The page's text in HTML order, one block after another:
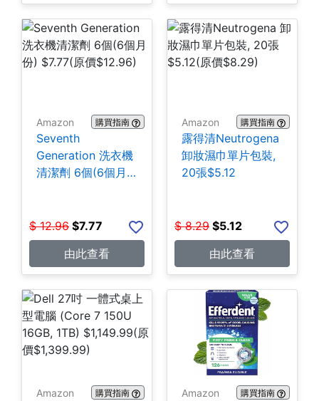
Amazon 購買指南
Seventh
Generation 洗衣機
清潔劑 6個(6個月
$ 12.96 $7.77
由此查看
Amazon 購買指南
露得清Neutrogena
卸妝濕巾單片包裝,
20張$5.12
$ 8.29 $5.12
由此查看
Amazon 購買指南 Amazon 購買指南